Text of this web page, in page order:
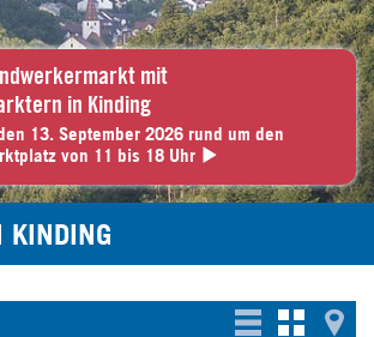
mit
in Kinding
13. September 2026 rund um den
von 11 bis 18 Uhr
KINDING